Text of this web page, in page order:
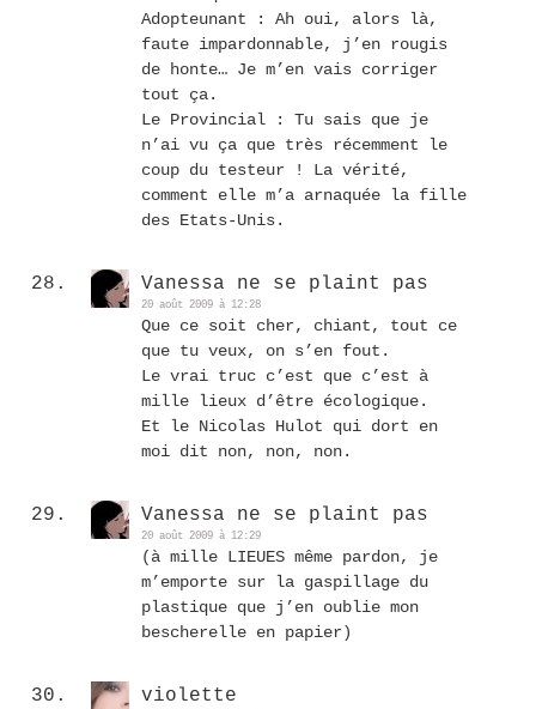
Adopteunant : Ah oui, alors là,
faute impardonnable, j’en rougis
de honte… Je m’en vais corriger
tout ça.
Le Provincial : Tu sais que je
n’ai vu ça que très récemment le
coup du testeur ! La vérité,
comment elle m’a arnaquée la fille
des Etats-Unis.
Vanessa ne se plaint pas
20 août 2009 à 12:28
Que ce soit cher, chiant, tout ce
que tu veux, on s’en fout.
Le vrai truc c’est que c’est à
mille lieux d’être écologique.
Et le Nicolas Hulot qui dort en
moi dit non, non, non.
Vanessa ne se plaint pas
20 août 2009 à 12:29
(à mille LIEUES même pardon, je
m’emporte sur la gaspillage du
plastique que j’en oublie mon
bescherelle en papier)
violette